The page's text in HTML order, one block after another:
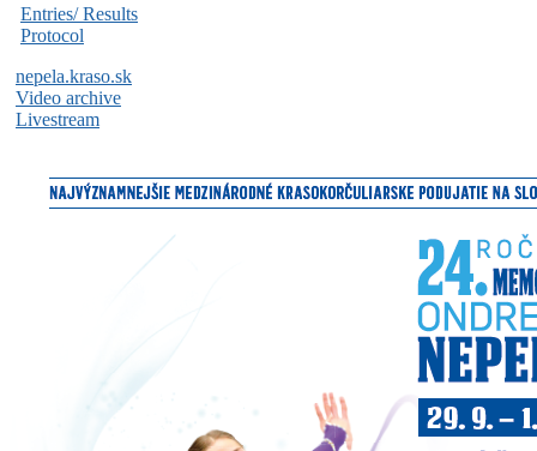
Entries/ Results
Protocol
nepela.kraso.sk
Video archive
Livestream